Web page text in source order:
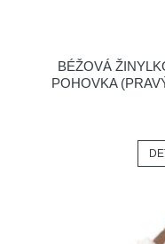
BÉŽOVÁ
POHOVKA